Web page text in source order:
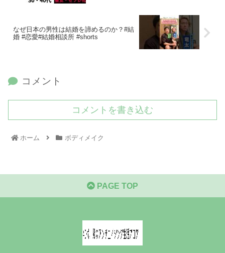
なぜ日本の男性は結婚を諦めるのか？#結
婚 #恋愛#結婚相談所 #shorts
コメント
コメントを書き込む
ホーム ボディメイク
PAGE TOP